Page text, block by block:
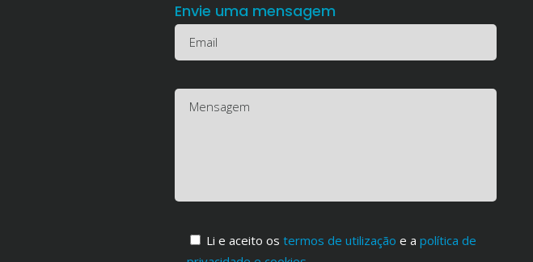
Envie uma mensagem
Li e aceito os termos de utilização e a política de